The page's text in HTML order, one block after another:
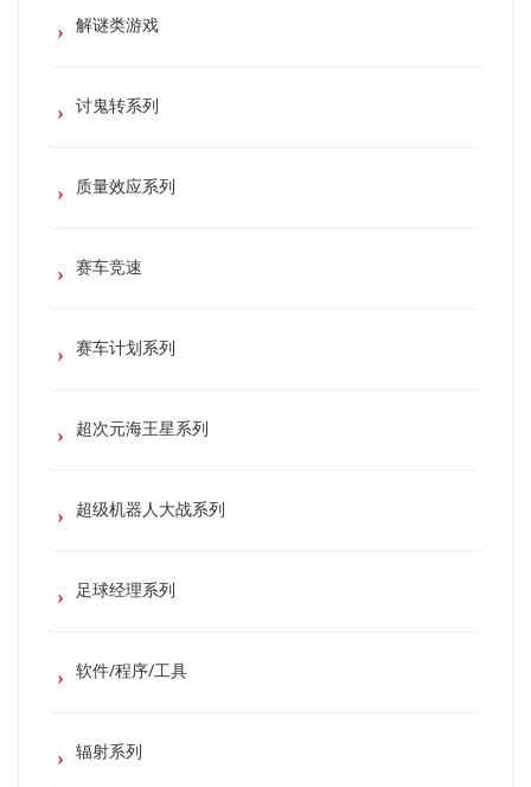
解谜类游戏
讨鬼转系列
质量效应系列
赛车竞速
赛车计划系列
超次元海王星系列
超级机器人大战系列
足球经理系列
软件/程序/工具
辐射系列